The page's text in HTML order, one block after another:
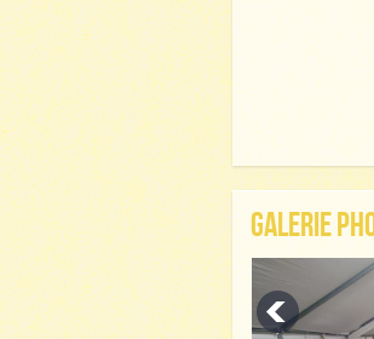
GALERIE